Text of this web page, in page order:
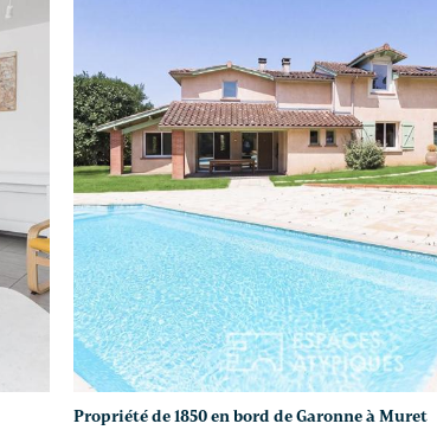
Propriété de 1850 en bord de Garonne à Muret